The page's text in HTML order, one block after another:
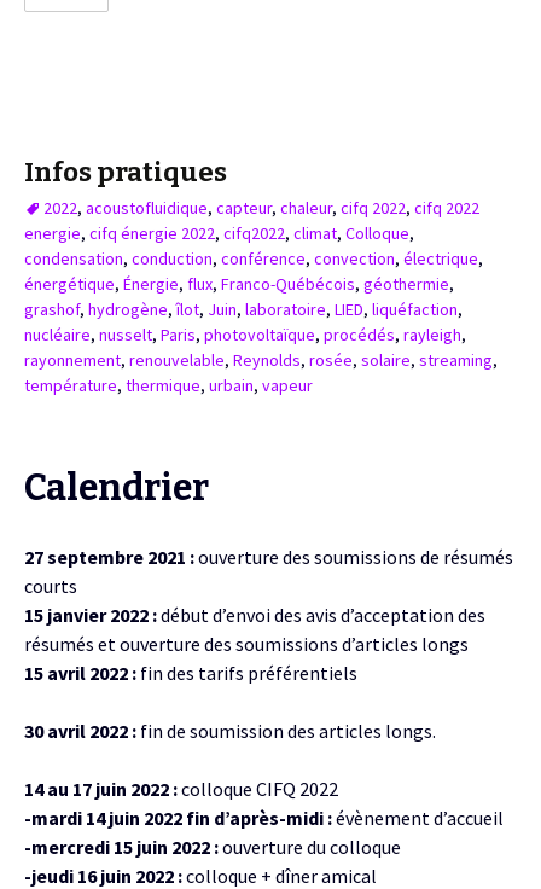
Infos pratiques
2022, acoustofluidique, capteur, chaleur, cifq 2022, cifq 2022
energie, cifq énergie 2022, cifq2022, climat, Colloque,
condensation, conduction, conférence, convection, électrique,
énergétique, Énergie, flux, Franco-Québécois, géothermie,
grashof, hydrogène,îlot, Juin, laboratoire, LIED, liquéfaction,
nucléaire, nusselt, Paris, photovoltaïque, procédés, rayleigh,
rayonnement, renouvelable, Reynolds, rosée, solaire, streaming,
température, thermique, urbain, vapeur
Calendrier
27 septembre 2021 :ouverture des soumissions de résumés
courts
15 janvier 2022 :début d’envoi des avis d’acceptation des
résumés et ouverture des soumissions d’articles longs
15 avril 2022 : fin des tarifs préférentiels
30 avril 2022 : fin de soumission des articles longs.
14 au 17 juin 2022 :colloque CIFQ 2022
-mardi 14 juin 2022 fin d’après-midi :évènement d’accueil
-mercredi 15 juin 2022 :ouverture du colloque
-jeudi 16 juin 2022 :colloque + dîner amical